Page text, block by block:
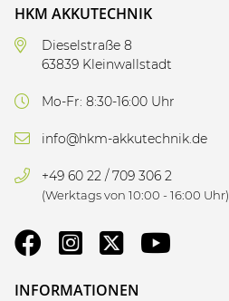
HKM AKKUTECHNIK
Dieselstraße 8
63839 Kleinwallstadt
Mo-Fr: 8:30-16:00 Uhr
info@hkm-akkutechnik.de
+49 60 22 / 709 306 2
(Werktags von 10:00 - 16:00 Uhr)
INFORMATIONEN